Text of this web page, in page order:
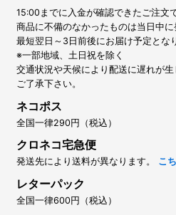
15:00までに入金が確認できたご注文
商品に不備のなかったものは当日中に
最短翌日～3日前後にお届け予定とな
※一部地域、土日祝を除く
交通状況や天候により配送に遅れが
ご了承下さい。
ネコポス
全国一律290円（税込）
クロネコ宅急便
発送先により送料が異なります。 こ
レターパック
全国一律600円（税込）